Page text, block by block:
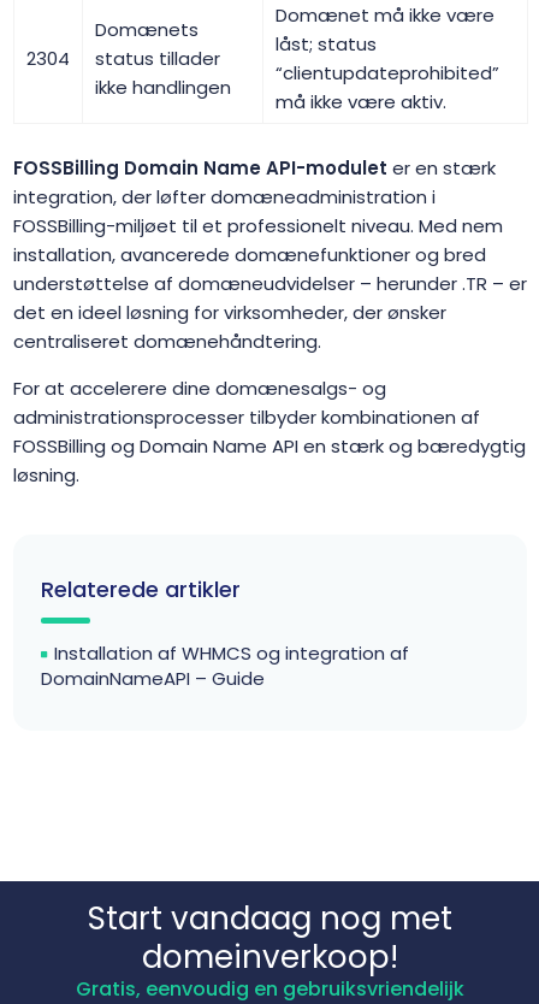
2304
Domænets
status tillader
ikke handlingen
Domænet må ikke være
låst; status
“clientupdateprohibited”
må ikke være aktiv.
FOSSBilling Domain Name API-modulet er en stærk
integration, der løfter domæneadministration i
FOSSBilling-miljøet til et professionelt niveau. Med nem
installation, avancerede domænefunktioner og bred
understøttelse af domæneudvidelser – herunder .TR – er
det en ideel løsning for virksomheder, der ønsker
centraliseret domænehåndtering.
For at accelerere dine domænesalgs- og
administrationsprocesser tilbyder kombinationen af
FOSSBilling og Domain Name API en stærk og bæredygtig
løsning.
Relaterede artikler
Installation af WHMCS og integration af
DomainNameAPI – Guide
Start vandaag nog met
domeinverkoop!
Gratis, eenvoudig en gebruiksvriendelijk